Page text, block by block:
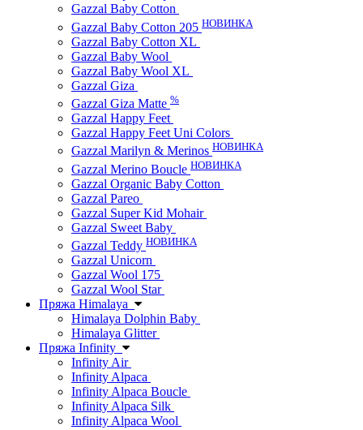
Gazzal Baby Cotton
Gazzal Baby Cotton 205 НОВИНКА
Gazzal Baby Cotton XL
Gazzal Baby Wool
Gazzal Baby Wool XL
Gazzal Giza
Gazzal Giza Matte %
Gazzal Happy Feet
Gazzal Happy Feet Uni Colors
Gazzal Marilyn & Merinos НОВИНКА
Gazzal Merino Boucle НОВИНКА
Gazzal Organic Baby Cotton
Gazzal Pareo
Gazzal Super Kid Mohair
Gazzal Sweet Baby
Gazzal Teddy НОВИНКА
Gazzal Unicorn
Gazzal Wool 175
Gazzal Wool Star
Пряжа Himalaya
Himalaya Dolphin Baby
Himalaya Glitter
Пряжа Infinity
Infinity Air
Infinity Alpaca
Infinity Alpaca Boucle
Infinity Alpaca Silk
Infinity Alpaca Wool